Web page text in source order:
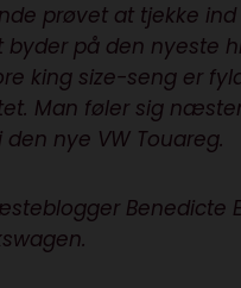
prøvet at tjekke
på den nyeste
king size-seng er
Man føler sig
den nye VW Touareg.
Benedicte